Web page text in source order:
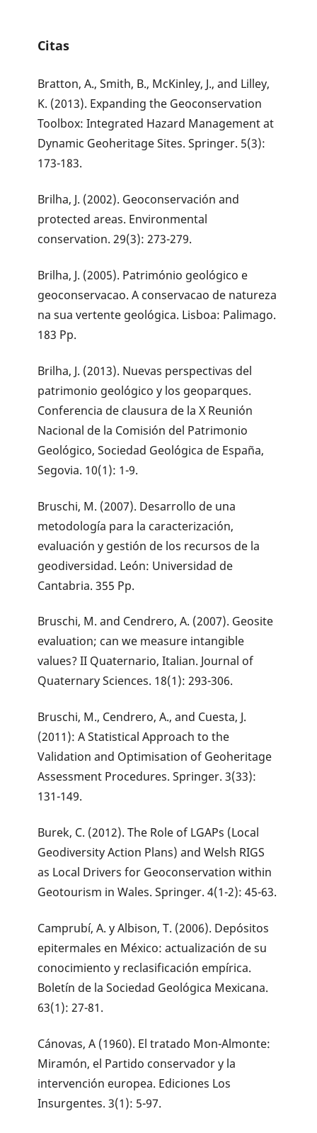
Citas
Bratton, A., Smith, B., McKinley, J., and Lilley,
K. (2013). Expanding the Geoconservation
Toolbox: Integrated Hazard Management at
Dynamic Geoheritage Sites. Springer. 5(3):
173-183.
Brilha, J. (2002). Geoconservación and
protected areas. Environmental
conservation. 29(3): 273-279.
Brilha, J. (2005). Património geológico e
geoconservacao. A conservacao de natureza
na sua vertente geológica. Lisboa: Palimago.
183 Pp.
Brilha, J. (2013). Nuevas perspectivas del
patrimonio geológico y los geoparques.
Conferencia de clausura de la X Reunión
Nacional de la Comisión del Patrimonio
Geológico, Sociedad Geológica de España,
Segovia. 10(1): 1-9.
Bruschi, M. (2007). Desarrollo de una
metodología para la caracterización,
evaluación y gestión de los recursos de la
geodiversidad. León: Universidad de
Cantabria. 355 Pp.
Bruschi, M. and Cendrero, A. (2007). Geosite
evaluation; can we measure intangible
values? II Quaternario, Italian. Journal of
Quaternary Sciences. 18(1): 293-306.
Bruschi, M., Cendrero, A., and Cuesta, J.
(2011): A Statistical Approach to the
Validation and Optimisation of Geoheritage
Assessment Procedures. Springer. 3(33):
131-149.
Burek, C. (2012). The Role of LGAPs (Local
Geodiversity Action Plans) and Welsh RIGS
as Local Drivers for Geoconservation within
Geotourism in Wales. Springer. 4(1-2): 45-63.
Camprubí, A. y Albison, T. (2006). Depósitos
epitermales en México: actualización de su
conocimiento y reclasificación empírica.
Boletín de la Sociedad Geológica Mexicana.
63(1): 27-81.
Cánovas, A (1960). El tratado Mon-Almonte:
Miramón, el Partido conservador y la
intervención europea. Ediciones Los
Insurgentes. 3(1): 5-97.